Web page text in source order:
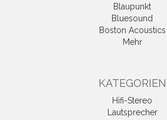
Blaupunkt
Bluesound
Boston Acoustics
Mehr
KATEGORIEN
Hifi-Stereo
Lautsprecher